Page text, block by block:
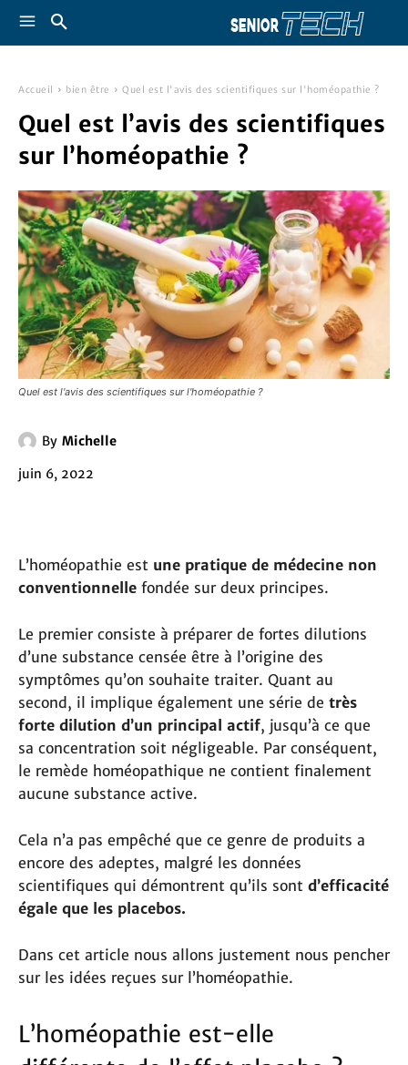
Accueil bien être Quel est l'avis des scientifiques sur l'homéopathie ?
Quel est l’avis des scientifiques
sur l’homéopathie ?
Quel est l'avis des scientifiques sur l'homéopathie ?
By Michelle
juin 6, 2022
L’homéopathie est une pratique de médecine non
conventionnelle fondée sur deux principes.
Le premier consiste à préparer de fortes dilutions
d’une substance censée être à l’origine des
symptômes qu’on souhaite traiter. Quant au
second, il implique également une série de très
forte dilution d’un principal actif, jusqu’à ce que
sa concentration soit négligeable. Par conséquent,
le remède homéopathique ne contient finalement
aucune substance active.
Cela n’a pas empêché que ce genre de produits a
encore des adeptes, malgré les données
scientifiques qui démontrent qu’ils sont d’efficacité
égale que les placebos.
Dans cet article nous allons justement nous pencher
sur les idées reçues sur l’homéopathie.
L’homéopathie est-elle